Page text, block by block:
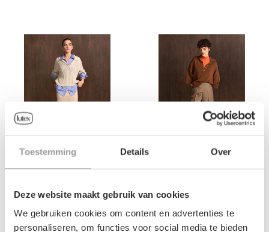
Toestemming Details Over
Deze website maakt gebruik van cookies
We gebruiken cookies om content en advertenties te
personaliseren, om functies voor social media te bieden